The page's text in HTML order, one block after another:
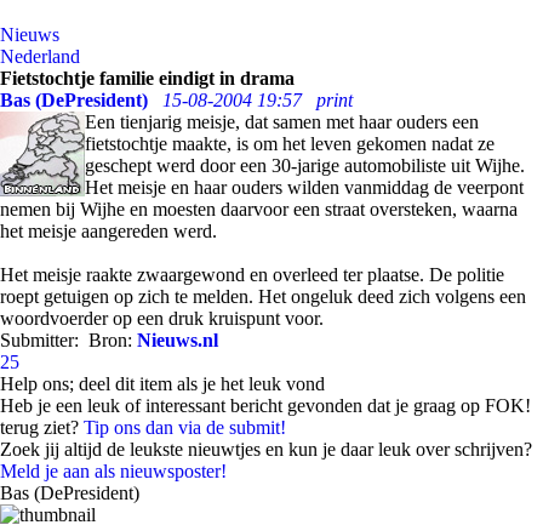
Nieuws
Nederland
Fietstochtje familie eindigt in drama
Bas (DePresident)
15-08-2004 19:57
print
Een tienjarig meisje, dat samen met haar ouders een
fietstochtje maakte, is om het leven gekomen nadat ze
geschept werd door een 30-jarige automobiliste uit Wijhe.
Het meisje en haar ouders wilden vanmiddag de veerpont
nemen bij Wijhe en moesten daarvoor een straat oversteken, waarna
het meisje aangereden werd.
Het meisje raakte zwaargewond en overleed ter plaatse. De politie
roept getuigen op zich te melden. Het ongeluk deed zich volgens een
woordvoerder op een druk kruispunt voor.
Submitter: Bron: Nieuws.nl
25
Help ons; deel dit item als je het leuk vond
Heb je een leuk of interessant bericht gevonden dat je graag op FOK!
terug ziet? Tip ons dan via de submit!
Zoek jij altijd de leukste nieuwtjes en kun je daar leuk over schrijven?
Meld je aan als nieuwsposter!
Bas (DePresident)